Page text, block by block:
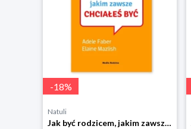
-18%
Natuli
Jak być rodzicem, jakim zawsze chciałeś być Media rodzina